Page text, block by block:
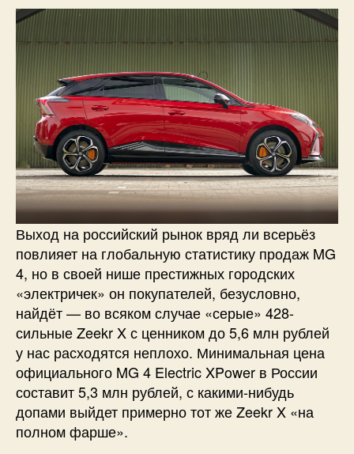
Выход на российский рынок вряд ли всерьёз
повлияет на глобальную статистику продаж MG
4, но в своей нише престижных городских
«электричек» он покупателей, безусловно,
найдёт — во всяком случае «серые» 428-
сильные Zeekr X с ценником до 5,6 млн рублей
у нас расходятся неплохо. Минимальная цена
официального MG 4 Electric XPower в России
составит 5,3 млн рублей, с какими-нибудь
допами выйдет примерно тот же Zeekr X «на
полном фарше».